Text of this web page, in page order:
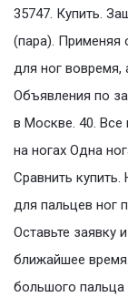
35747. Купить.
(пара). Применяя
для ног
Объявления по
в Москве. 40. Все
на ногах Одна
Сравнить
для пальцев ног
Оставьте заявку
ближайшее
большого